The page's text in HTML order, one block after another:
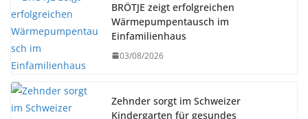
BRÖTJE zeigt erfolgreichen
Wärmepumpentausch im
Einfamilienhaus
03/08/2026
Zehnder sorgt im Schweizer
Kindergarten für gesundes